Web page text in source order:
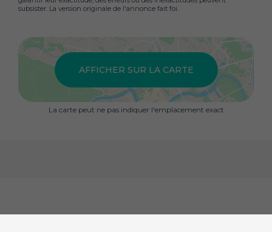
subsister. La version originale de l'annonce fait foi.
AFFICHER SUR LA CARTE
La carte peut ne pas indiquer l'emplacement exact